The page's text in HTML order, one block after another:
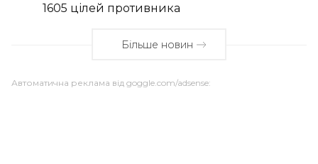
1605 цілей противника
Більше новин
Автоматична реклама від goggle.com/adsense: